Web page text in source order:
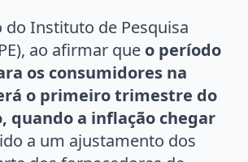
do Instituto de Pesquisa
ao afirmar que o período
os consumidores na
o primeiro trimestre do
quando a inflação chegar
a um ajustamento dos